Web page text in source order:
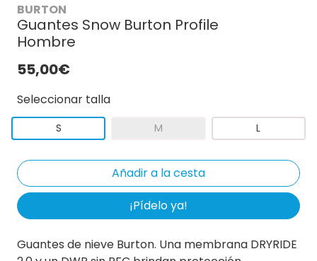
BURTON
Guantes Snow Burton Profile
Hombre
55,00€
Seleccionar talla
S M L
¡Pídelo ya!
Guantes de nieve Burton. Una membrana DRYRIDE